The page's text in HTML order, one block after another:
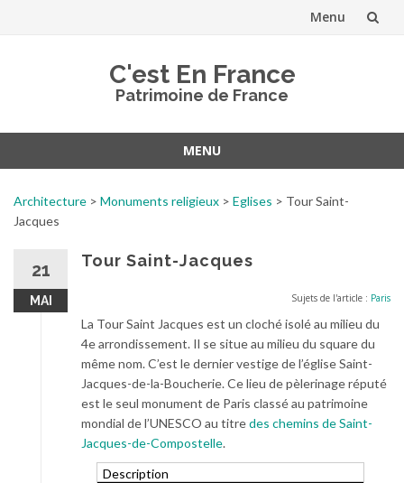
Menu
C'est En France
Patrimoine de France
MENU
contenu
Architecture > Monuments religieux > Eglises > Tour Saint-
Jacques
21
MAI
Tour Saint-Jacques
Sujets de l'article : Paris
La Tour Saint Jacques est un cloché isolé au milieu du
4e arrondissement. Il se situe au milieu du square du
même nom. C’est le dernier vestige de l’église Saint-
Jacques-de-la-Boucherie. Ce lieu de pèlerinage réputé
est le seul monument de Paris classé au patrimoine
mondial de l’UNESCO au titredes chemins de Saint-
Jacques-de-Compostelle.
Description